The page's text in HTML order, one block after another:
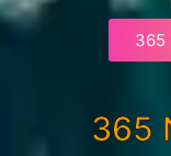
365
365